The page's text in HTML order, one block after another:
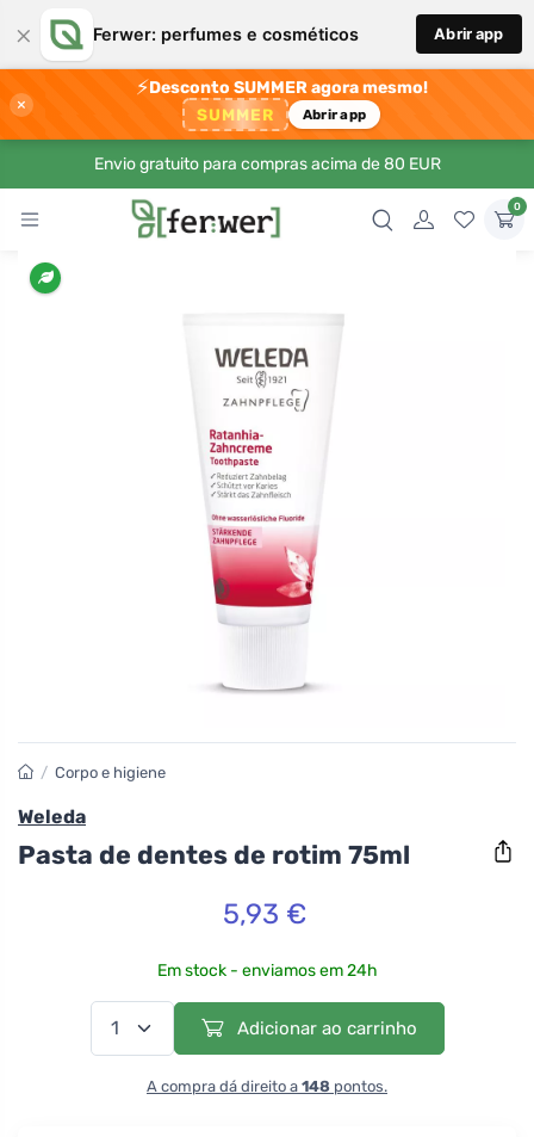
× Ferwer: perfumes e cosméticos Abrir app
×
⚡Desconto SUMMER agora mesmo!
SUMMER Abrir app
Envio gratuito para compras acima de 80 EUR
0
/ Corpo e higiene
Weleda
Pasta de dentes de rotim 75ml
5,93 €
Em stock - enviamos em 24h
Adicionar ao carrinho
A compra dá direito a 148 pontos.